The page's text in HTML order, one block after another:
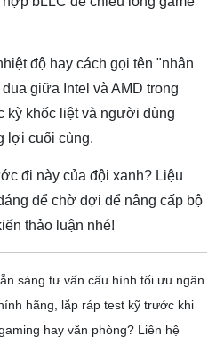
độ hay cách gọi tên "nhân
giữa Intel và AMD trong
kỳ khốc liệt và người dùng
lợi cuối cùng.
đi này của đội xanh? Liệu
để chờ đợi để nâng cấp bộ
thảo luận nhé!
sàng tư vấn cấu hình tối ưu ngân
hãng, lắp ráp test kỹ trước khi
hay văn phòng? Liên hệ